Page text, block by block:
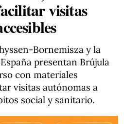
visitas
Bornemisza y la
presentan Brújula
con materiales
visitas autónomas a
social y sanitario.